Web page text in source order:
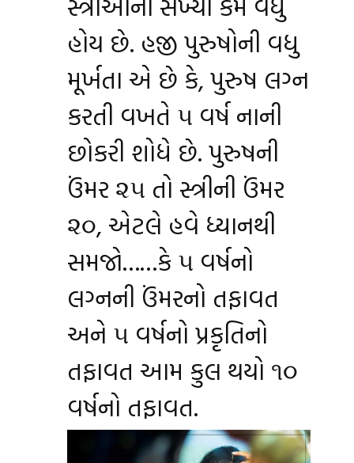
હોય છે. હજી પુરુષોની વધુ
મૂર્ખતા એ છે કે, પુરુષ લગ્ન
કરતી વખતે ૫ વર્ષ નાની
છોકરી શોધે છે. પુરુષની
ઉંમર ૨૫ તો સ્ત્રીની ઉંમર
૨૦, એટલે હવે ધ્યાનથી
સમજો……કે ૫ વર્ષનો
લગ્નની ઉંમરનો તફાવત
અને ૫ વર્ષનો પ્રકૃતિનો
તફાવત આમ કુલ થયો ૧૦
વર્ષનો તફાવત.